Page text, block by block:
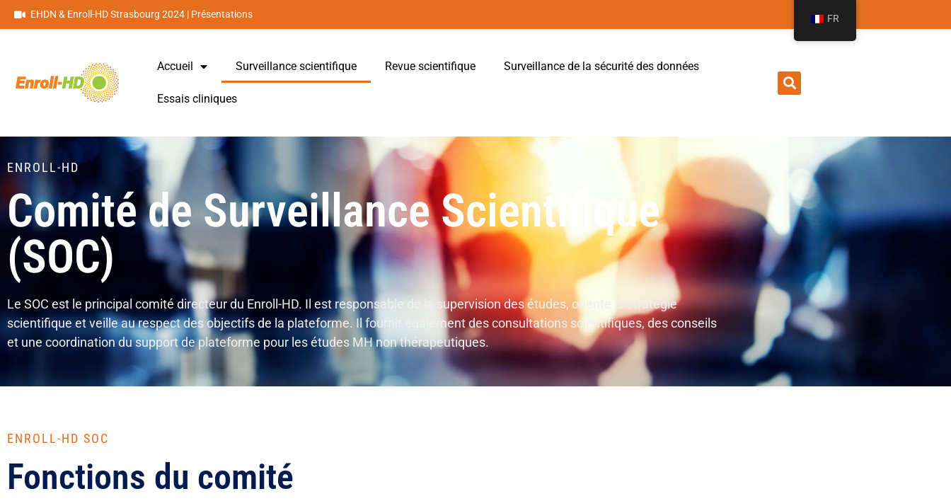
EHDN & Enroll-HD Strasbourg 2024 | Présentations
Accueil Surveillance scientifique Revue scientifique Surveillance de la sécurité des données
Essais cliniques
ENROLL-HD
Comité de Surveillance Scientifique
(SOC)
Le SOC est le principal comité directeur du Enroll-HD. Il est responsable de la supervision des études, oriente la stratégie
scientifique et veille au respect des objectifs de la plateforme. Il fournit également des consultations scientifiques, des conseils
et une coordination du support de plateforme pour les études MH non thérapeutiques.
ENROLL-HD SOC
Fonctions du comité
FR